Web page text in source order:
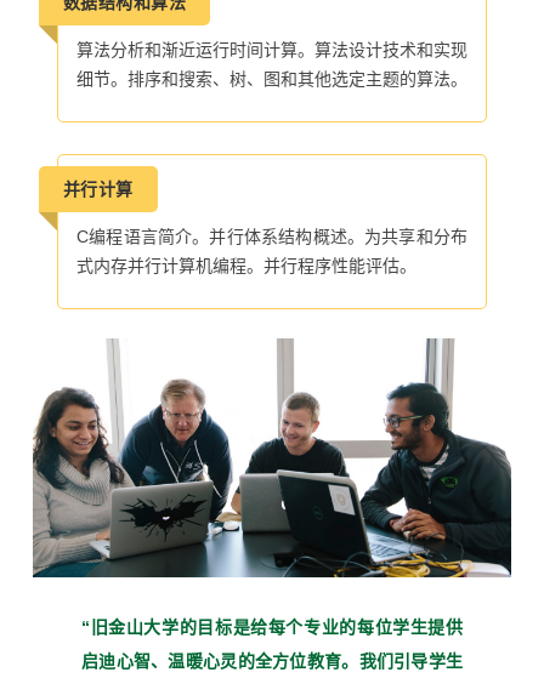
算法分析和渐近运行时间计算。算法设计技术和实现
细节。排序和搜索、树、图和其他选定主题的算法。
并行计算
C编程语言简介。并行体系结构概述。为共享和分布
式内存并行计算机编程。并行程序性能评估。
“旧金山大学的目标是给每个专业的每位学生提供
启迪心智、温暖心灵的全方位教育。 我们引导学生